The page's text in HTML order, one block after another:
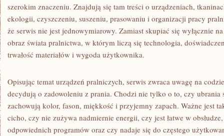
szerokim znaczeniu. Znajdują się tam treści o urządzeniach,
ekologii, czyszczeniu, suszeniu, prasowaniu i organizacji pracy
że serwis nie jest jednowymiarowy. Zamiast skupiać się wyłącznie
obraz świata pralnictwa, w którym liczą się technologia,
trwałość materiałów i wygoda użytkownika.
Opisując temat urządzeń pralniczych, serwis zwraca uwagę na
decydują o zadowoleniu z prania. Chodzi nie tylko o to, czy ubrania
zachowują kolor, fason, miękkość i przyjemny zapach. Ważne jest
cicho, czy nie zużywa nadmiernie energii, czy jest łatwe w
odpowiednich programów oraz czy nadaje się do częstego